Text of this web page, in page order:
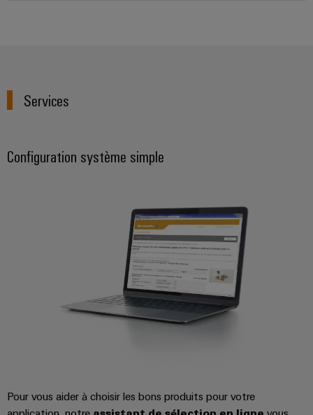
Services
Configuration système simple
Pour vous aider à choisir les bons produits pour votre